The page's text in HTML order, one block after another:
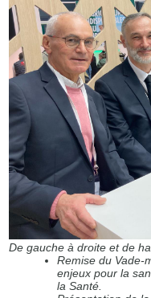
De gauche à droite et de
Remise du Vade-
enjeux pour la
la Santé.